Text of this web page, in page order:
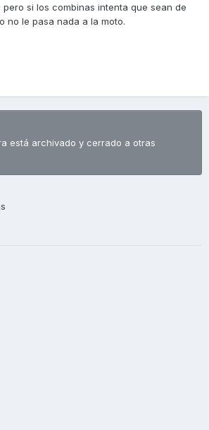
si los combinas intenta que sean de
no le pasa nada a la moto.
está archivado y cerrado a otras